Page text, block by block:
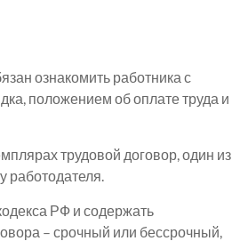
ознакомить работника с
положением об оплате труда и
трудовой договор, один из
работодателя.
РФ и содержать
– срочный или бессрочный,